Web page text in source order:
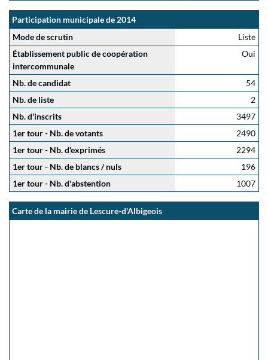
Participation municipale de 2014
Mode de scrutin
Liste
Établissement public de coopération
intercommunale
Oui
Nb. de candidat
54
Nb. de liste
2
Nb. d'inscrits
3497
1er tour - Nb. de votants
2490
1er tour - Nb. d'exprimés
2294
1er tour - Nb. de blancs / nuls
196
1er tour - Nb. d'abstention
1007
Carte de la mairie de Lescure-d'Albigeois